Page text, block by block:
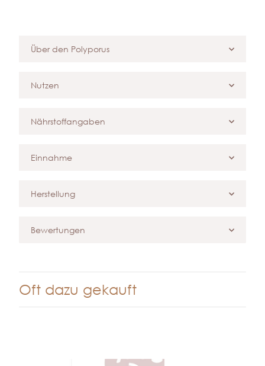
Über den Polyporus
Nutzen
Nährstoffangaben
Einnahme
Herstellung
Bewertungen
Oft dazu gekauft